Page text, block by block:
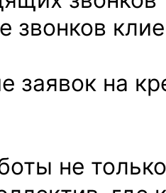
звонков
заявок на
не